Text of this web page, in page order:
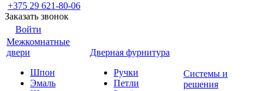
+375 29 621-80-06
Заказать звонок
Войти
Межкомнатные
двери
Шпон
Эмаль
Дверная фурнитура
Ручки
Петли
Системы и
решения